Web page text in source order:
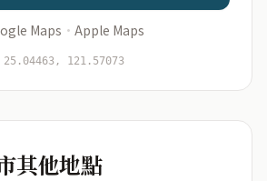
資料僅用於即時分析，不會儲存於伺服器
Maps · Apple Maps
25.04463, 121.57073
其他地點